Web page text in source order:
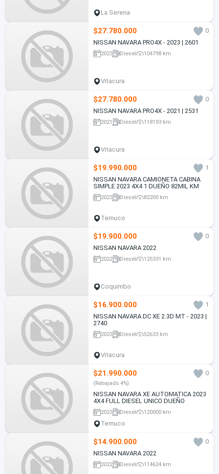
La Serena
$27.780.000
0
NISSAN NAVARA PRO4X - 2023 | 2601
2023 Diesel 104798 km
Vitacura
$27.780.000
0
NISSAN NAVARA PRO4X - 2021 | 2531
2021 Diesel 118193 km
Vitacura
$19.990.000
1
NISSAN NAVARA CAMIONETA CABINA
SIMPLE 2023 4X4 1 DUEÑO 82MIL KM
2023 Diesel 82200 km
Temuco
$19.900.000
0
NISSAN NAVARA 2022
2022 Diesel 125331 km
Coquimbo
$16.900.000
1
NISSAN NAVARA DC XE 2.3D MT - 2023 |
2740
2023 Diesel 52633 km
Vitacura
$21.990.000 0
(Rebajado 4%)
NISSAN NAVARA XE AUTOMATICA 2023
4X4 FULL DIESEL UNICO DUEÑO
2023 Diesel 120000 km
Temuco
$14.900.000
0
NISSAN NAVARA 2022
2022 Diesel 114624 km